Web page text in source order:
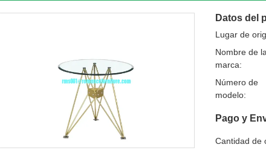
Datos del
Lugar de
Nombre de la
marca:
Número de
modelo:
Pago y
Cantidad de